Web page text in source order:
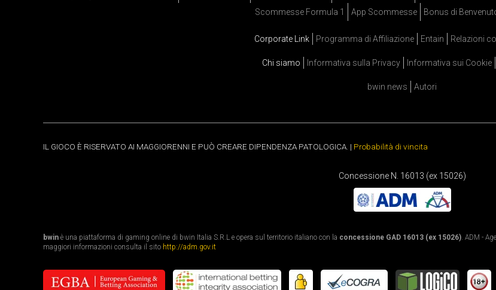
Scommesse Formula 1
App Scommesse Bonus di
Corporate Link Programma di Affiliazione Entain Relazioni
Chi siamo Informativa sulla Privacy Informativa sui Cookie
bwin news Autori
IL GIOCO È RISERVATO AI MAGGIORENNI E PUÒ CREARE DIPENDENZA PATOLOGICA. | Probabilità di vincita
Concessione N. 16013 (ex 15026)
bwin è una piattaforma di gaming online di bwin Italia S.R.L e opera sul territorio italiano con la concessione GAD 16013 (ex 15026). ADM -
maggiori informazioni consulta il sito http://adm.gov.it